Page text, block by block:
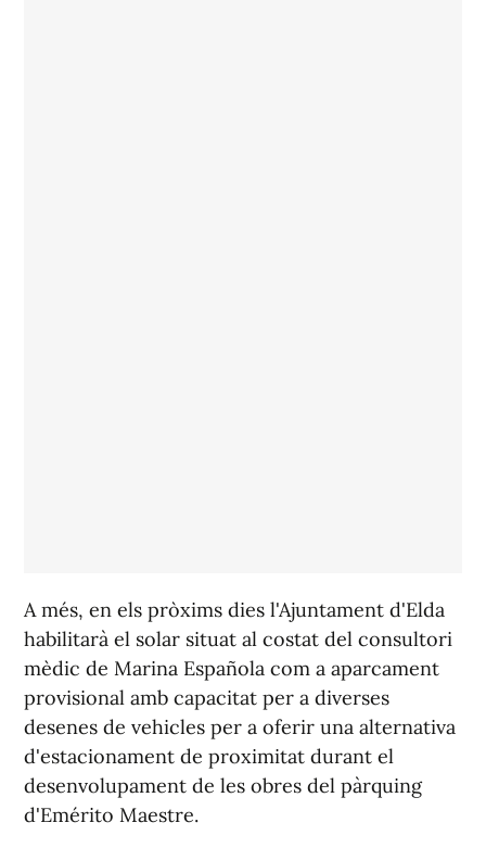
A més, en els pròxims dies l'Ajuntament d'Elda
habilitarà el solar situat al costat del consultori
mèdic de Marina Española com a aparcament
provisional amb capacitat per a diverses
desenes de vehicles per a oferir una alternativa
d'estacionament de proximitat durant el
desenvolupament de les obres del pàrquing
d'Emérito Maestre.